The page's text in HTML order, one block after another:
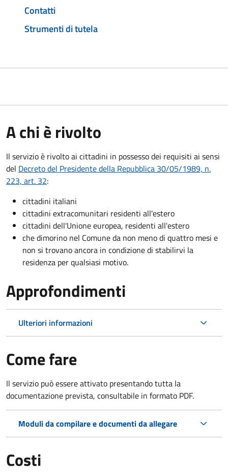
Contatti
Strumenti di tutela
A chi è rivolto
Il servizio è rivolto ai cittadini in possesso dei requisiti ai sensi
del Decreto del Presidente della Repubblica 30/05/1989, n.
223, art. 32:
cittadini italiani
cittadini extracomunitari residenti all'estero
cittadini dell'Unione europea, residenti all'estero
che dimorino nel Comune da non meno di quattro mesi e
non si trovano ancora in condizione di stabilirvi la
residenza per qualsiasi motivo.
Approfondimenti
Ulteriori informazioni
Come fare
Il servizio può essere attivato presentando tutta la
documentazione prevista, consultabile in formato PDF.
Moduli da compilare e documenti da allegare
Costi